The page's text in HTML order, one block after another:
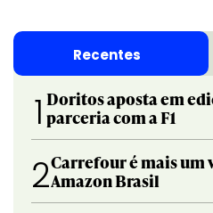
Recentes
1 Doritos aposta em
parceria com a F1
2Carrefour é mais um
Amazon Brasil